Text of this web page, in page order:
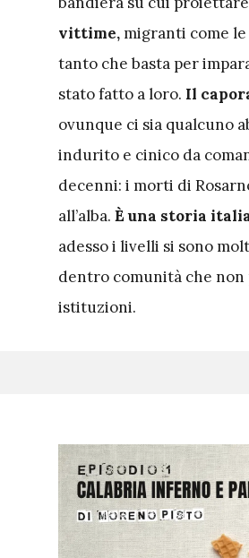
vittime,migranti come
tanto che basta per
stato fatto a loro. Il
ovunque ci sia qualcuno
indurito e cinico da
decenni: i morti di
all’alba. È una storia
adesso i livelli si sono
dentro comunità che non
istituzioni.